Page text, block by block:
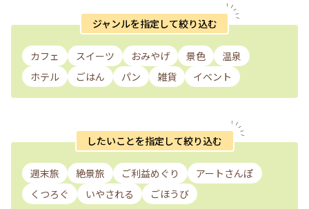
ジャンルを指定して絞り込む
カフェ スイーツ おみやげ 景色
温泉
ホテル
ごはん パン 雑貨 イベント
したいことを指定して絞り込む
週末旅 絶景旅 ご利益めぐり
アートさんぽ
くつろぐ
いやされる ごほうび